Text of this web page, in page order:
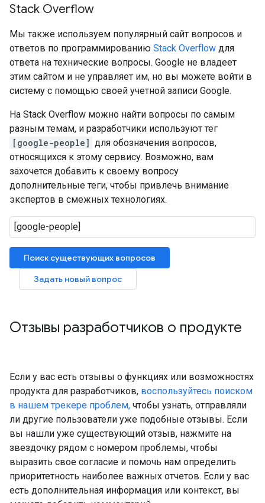
Stack Overflow
Мы также используем популярный сайт вопросов и
ответов по программированию Stack Overflow для
ответа на технические вопросы. Google не владеет
этим сайтом и не управляет им, но вы можете войти в
систему с помощью своей учетной записи Google.
На Stack Overflow можно найти вопросы по самым
разным темам, и разработчики используют тег
[google-people] для обозначения вопросов,
относящихся к этому сервису. Возможно, вам
захочется добавить к своему вопросу
дополнительные теги, чтобы привлечь внимание
экспертов в смежных технологиях.
Поиск существующих вопросов
Задать новый вопрос
Отзывы разработчиков о продукте
Если у вас есть отзывы о функциях или возможностях
продукта для разработчиков, воспользуйтесь поиском
в нашем трекере проблем, чтобы узнать, отправляли
ли другие пользователи уже подобные отзывы. Если
вы нашли уже существующий отзыв, нажмите на
звездочку рядом с номером проблемы, чтобы
выразить свое согласие и помочь нам определить
приоритетность наиболее важных отчетов. Если у вас
есть дополнительная информация или контекст, вы